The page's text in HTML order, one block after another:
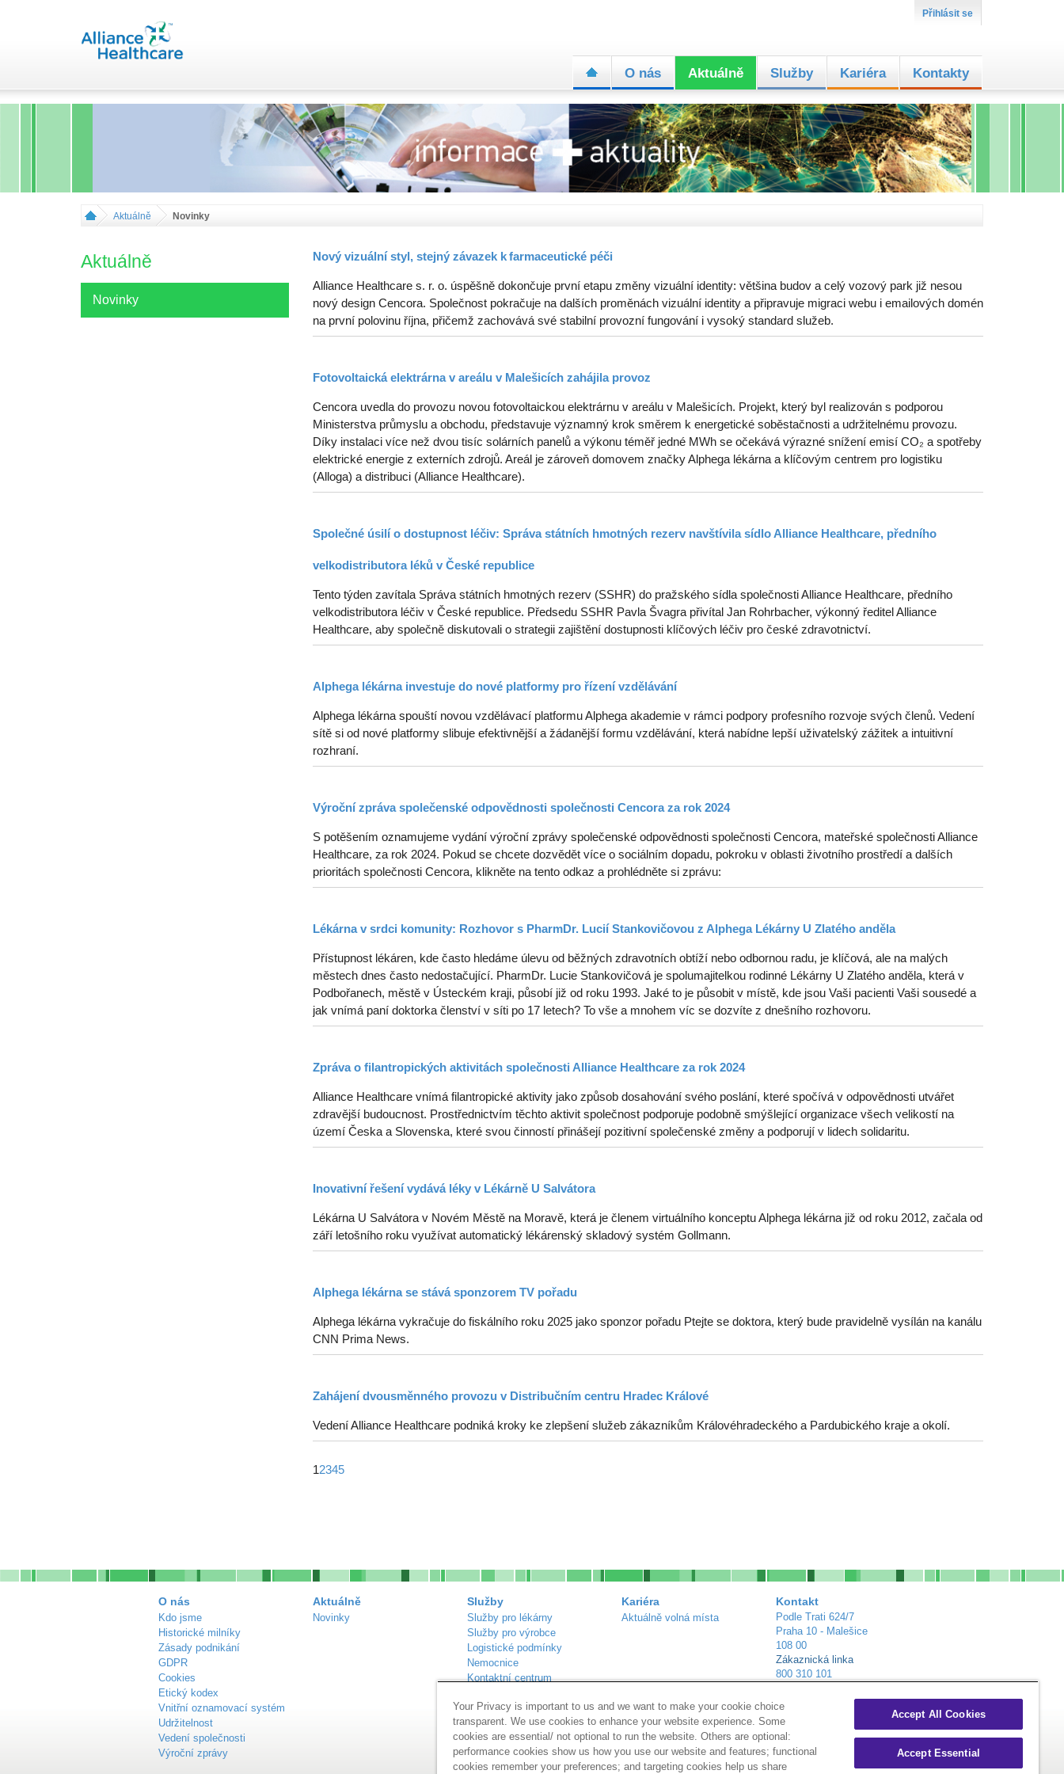
Přihlásit se
O nás Aktuálně Služby Kariéra Kontakty
Aktuálně Novinky
Aktuálně
Novinky
Nový vizuální styl, stejný závazek k farmaceutické péči
Alliance Healthcare s. r. o. úspěšně dokončuje první etapu změny vizuální identity: většina budov a celý vozový park již nesou
nový design Cencora. Společnost pokračuje na dalších proměnách vizuální identity a připravuje migraci webu i emailových domén
na první polovinu října, přičemž zachovává své stabilní provozní fungování i vysoký standard služeb.
Fotovoltaická elektrárna v areálu v Malešicích zahájila provoz
Cencora uvedla do provozu novou fotovoltaickou elektrárnu v areálu v Malešicích. Projekt, který byl realizován s podporou
Ministerstva průmyslu a obchodu, představuje významný krok směrem k energetické soběstačnosti a udržitelnému provozu.
Díky instalaci více než dvou tisíc solárních panelů a výkonu téměř jedné MWh se očekává výrazné snížení emisí CO₂ a spotřeby
elektrické energie z externích zdrojů. Areál je zároveň domovem značky Alphega lékárna a klíčovým centrem pro logistiku
(Alloga) a distribuci (Alliance Healthcare).
Společné úsilí o dostupnost léčiv: Správa státních hmotných rezerv navštívila sídlo Alliance Healthcare, předního
velkodistributora léků v České republice
Tento týden zavítala Správa státních hmotných rezerv (SSHR) do pražského sídla společnosti Alliance Healthcare, předního
velkodistributora léčiv v České republice. Předsedu SSHR Pavla Švagra přivítal Jan Rohrbacher, výkonný ředitel Alliance
Healthcare, aby společně diskutovali o strategii zajištění dostupnosti klíčových léčiv pro české zdravotnictví.
Alphega lékárna investuje do nové platformy pro řízení vzdělávání
Alphega lékárna spouští novou vzdělávací platformu Alphega akademie v rámci podpory profesního rozvoje svých členů. Vedení
sítě si od nové platformy slibuje efektivnější a žádanější formu vzdělávání, která nabídne lepší uživatelský zážitek a intuitivní
rozhraní.
Výroční zpráva společenské odpovědnosti společnosti Cencora za rok 2024
S potěšením oznamujeme vydání výroční zprávy společenské odpovědnosti společnosti Cencora, mateřské společnosti Alliance
Healthcare, za rok 2024. Pokud se chcete dozvědět více o sociálním dopadu, pokroku v oblasti životního prostředí a dalších
prioritách společnosti Cencora, klikněte na tento odkaz a prohlédněte si zprávu:
Lékárna v srdci komunity: Rozhovor s PharmDr. Lucií Stankovičovou z Alphega Lékárny U Zlatého anděla
Přístupnost lékáren, kde často hledáme úlevu od běžných zdravotních obtíží nebo odbornou radu, je klíčová, ale na malých
městech dnes často nedostačující. PharmDr. Lucie Stankovičová je spolumajitelkou rodinné Lékárny U Zlatého anděla, která v
Podbořanech, městě v Ústeckém kraji, působí již od roku 1993. Jaké to je působit v místě, kde jsou Vaši pacienti Vaši sousedé a
jak vnímá paní doktorka členství v síti po 17 letech? To vše a mnohem víc se dozvíte z dnešního rozhovoru.
Zpráva o filantropických aktivitách společnosti Alliance Healthcare za rok 2024
Alliance Healthcare vnímá filantropické aktivity jako způsob dosahování svého poslání, které spočívá v odpovědnosti utvářet
zdravější budoucnost. Prostřednictvím těchto aktivit společnost podporuje podobně smýšlející organizace všech velikostí na
území Česka a Slovenska, které svou činností přinášejí pozitivní společenské změny a podporují v lidech solidaritu.
Inovativní řešení vydává léky v Lékárně U Salvátora
Lékárna U Salvátora v Novém Městě na Moravě, která je členem virtuálního konceptu Alphega lékárna již od roku 2012, začala od
září letošního roku využívat automatický lékárenský skladový systém Gollmann.
Alphega lékárna se stává sponzorem TV pořadu
Alphega lékárna vykračuje do fiskálního roku 2025 jako sponzor pořadu Ptejte se doktora, který bude pravidelně vysílán na kanálu
CNN Prima News.
Zahájení dvousměnného provozu v Distribučním centru Hradec Králové
Vedení Alliance Healthcare podniká kroky ke zlepšení služeb zákazníkům Královéhradeckého a Pardubického kraje a okolí.
12345
O nás
Kdo jsme
Historické milníky
Zásady podnikání
GDPR
Cookies
Etický kodex
Vnitřní oznamovací systém
Udržitelnost
Vedení společnosti
Výroční zprávy
Aktuálně
Novinky
Služby
Služby pro lékárny
Služby pro výrobce
Logistické podmínky
Nemocnice
Kontaktní centrum
Inzerce lékáren
Kariéra
Aktuálně volná místa
Kontakt
Podle Trati 624/7
Praha 10 - Malešice
108 00
Zákaznická linka
800 310 101
+ Distribuční centra
Your Privacy is important to us and we want to make your cookie choice
transparent. We use cookies to enhance your website experience. Some
cookies are essential/ not optional to run the website. Others are optional:
performance cookies show us how you use our website and features; functional
cookies remember your preferences; and targeting cookies help us share
Accept All Cookies
Accept Essential